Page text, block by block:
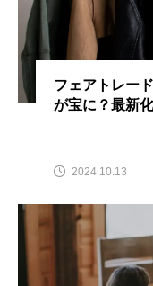
フェアトレー
が宝に？最新
2024.10.13